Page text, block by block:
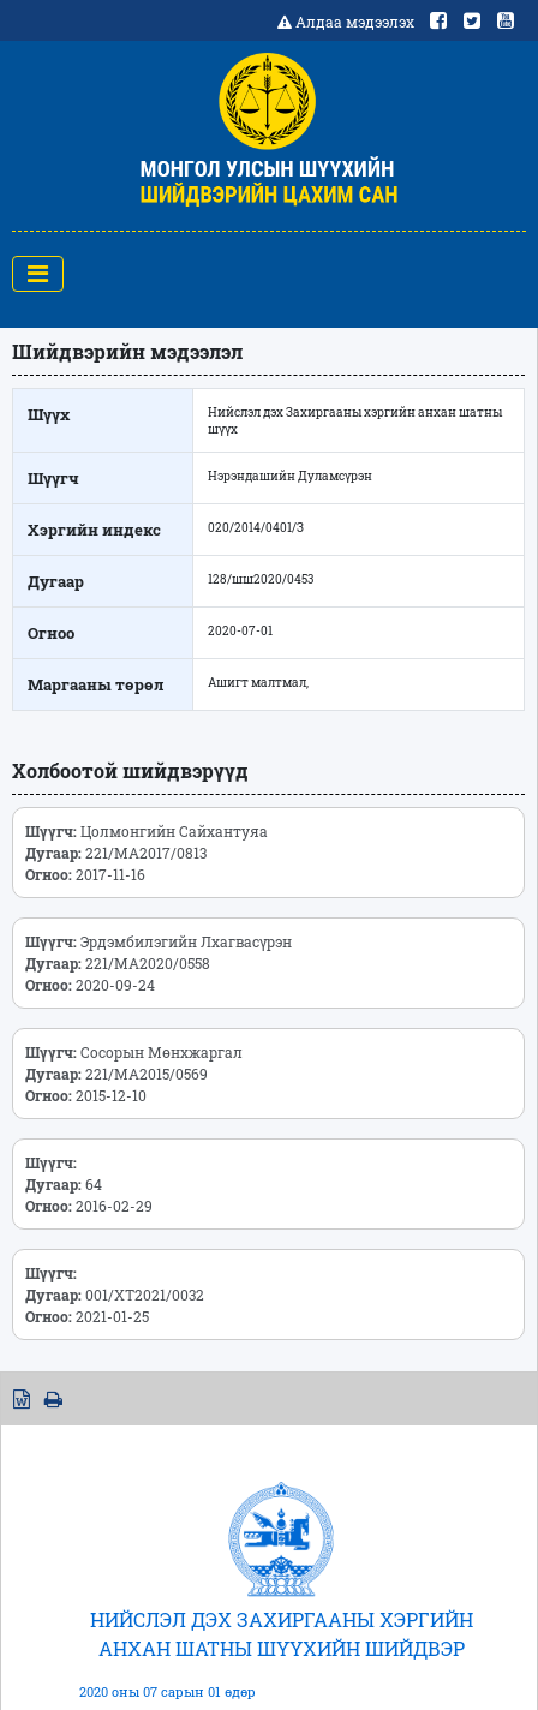
Алдаа мэдээлэх
Шийдвэрийн мэдээлэл
Шүүх
Нийслэл дэх Захиргааны хэргийн анхан шатны
шүүх
Шүүгч Нэрэндашийн Дуламсүрэн
Хэргийн индекс 020/2014/0401/З
Дугаар 128/шш2020/0453
Огноо 2020-07-01
Маргааны төрөл Ашигт малтмал,
Холбоотой шийдвэрүүд
Шүүгч:Цолмонгийн Сайхантуяа
Дугаар:221/МА2017/0813
Огноо:2017-11-16
Шүүгч:Эрдэмбилэгийн Лхагвасүрэн
Дугаар:221/МА2020/0558
Огноо:2020-09-24
Шүүгч:Сосорын Мөнхжаргал
Дугаар:221/МА2015/0569
Огноо:2015-12-10
Шүүгч:
Дугаар:64
Огноо:2016-02-29
Шүүгч:
Дугаар:001/ХТ2021/0032
Огноо:2021-01-25
НИЙСЛЭЛ ДЭХ ЗАХИРГААНЫ ХЭРГИЙН
АНХАН ШАТНЫ ШҮҮХИЙН ШИЙДВЭР
2020 оны 07 сарын 01 өдөр